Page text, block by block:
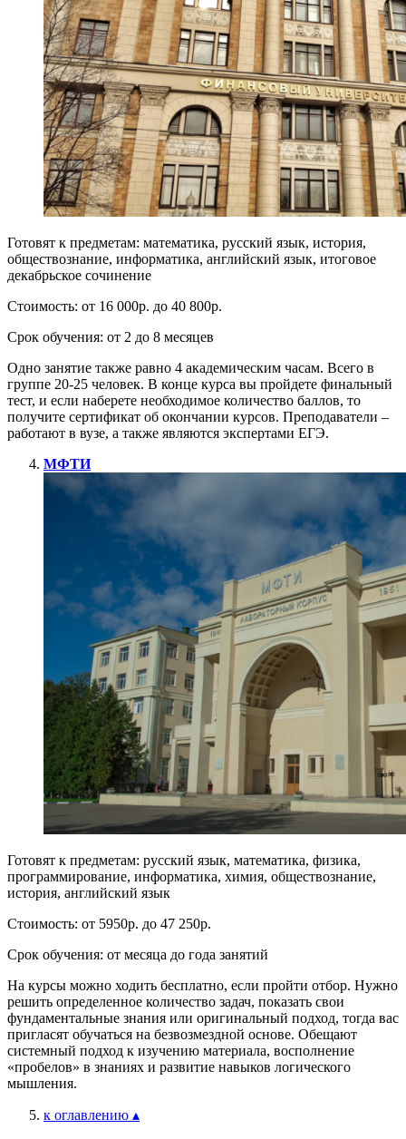
Готовят к предметам: математика, русский язык, история,
обществознание, информатика, английский язык, итоговое
декабрьское сочинение
Стоимость: от 16 000р. до 40 800р.
Срок обучения: от 2 до 8 месяцев
Одно занятие также равно 4 академическим часам. Всего в
группе 20-25 человек. В конце курса вы пройдете финальный
тест, и если наберете необходимое количество баллов, то
получите сертификат об окончании курсов. Преподаватели –
работают в вузе, а также являются экспертами ЕГЭ.
МФТИ
Готовят к предметам: русский язык, математика, физика,
программирование, информатика, химия, обществознание,
история, английский язык
Стоимость: от 5950р. до 47 250р.
Срок обучения: от месяца до года занятий
На курсы можно ходить бесплатно, если пройти отбор. Нужно
решить определенное количество задач, показать свои
фундаментальные знания или оригинальный подход, тогда вас
пригласят обучаться на безвозмездной основе. Обещают
системный подход к изучению материала, восполнение
«пробелов» в знаниях и развитие навыков логического
мышления.
к оглавлению ▴